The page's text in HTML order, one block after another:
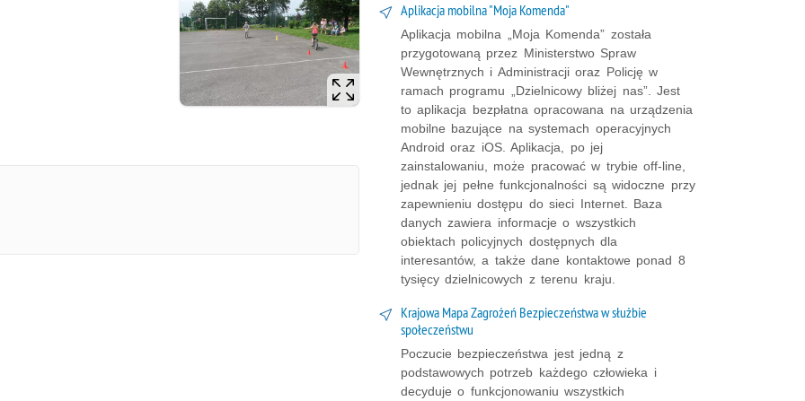
Aplikacja mobilna "Moja Komenda"
Aplikacja mobilna „Moja Komenda” została
przygotowaną przez Ministerstwo Spraw
Wewnętrznych i Administracji oraz Policję w
ramach programu „Dzielnicowy bliżej nas”. Jest
to aplikacja bezpłatna opracowana na urządzenia
mobilne bazujące na systemach operacyjnych
Android oraz iOS. Aplikacja, po jej
zainstalowaniu, może pracować w trybie off-line,
jednak jej pełne funkcjonalności są widoczne przy
zapewnieniu dostępu do sieci Internet. Baza
danych zawiera informacje o wszystkich
obiektach policyjnych dostępnych dla
interesantów, a także dane kontaktowe ponad 8
tysięcy dzielnicowych z terenu kraju.
Krajowa Mapa Zagrożeń Bezpieczeństwa w służbie
społeczeństwu
Poczucie bezpieczeństwa jest jedną z
podstawowych potrzeb każdego człowieka i
decyduje o funkcjonowaniu wszystkich